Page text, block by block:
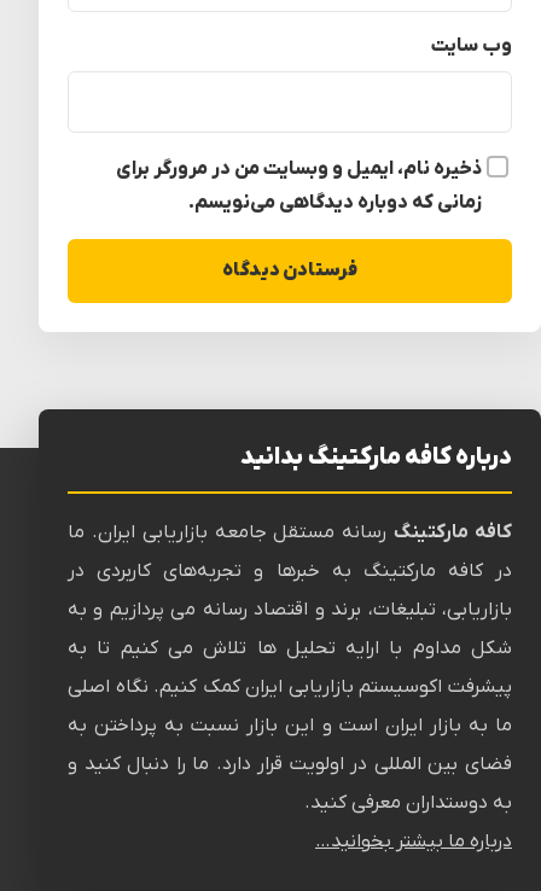
وب‌ سایت
ذخیره نام، ایمیل و وبسایت من در مرورگر برای
زمانی که دوباره دیدگاهی می‌نویسم.
درباره کافه مارکتینگ بدانید
کافه مارکتینگرسانه‌ مستقل جامعه بازاریابی ایران. ما
در کافه مارکتینگ به خبرها و تجربه‌های کاربردی در
بازاریابی، تبلیغات، برند و اقتصاد رسانه می پردازیم و به
شکل مداوم با ارایه تحلیل ها تلاش می کنیم تا به
پیشرفت اکوسیستم بازاریابی ایران کمک کنیم. نگاه اصلی
ما به بازار ایران است و این بازار نسبت به پرداختن به
فضای بین المللی در اولویت قرار دارد. ما را دنبال کنید و
به دوستداران معرفی کنید.
درباره ما بیشتر بخوانید…